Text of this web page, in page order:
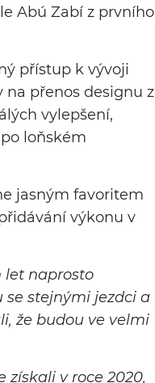
Abú Zabí z prvního
přístup k vývoji
přenos designu z
vylepšení,
loňském
jasným favoritem
výkonu v
let naprosto
stejnými jezdci a
že budou ve velmi
získali v roce 2020,